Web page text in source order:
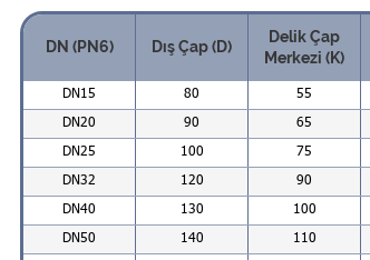
DN (PN6) Dış Çap (D)
Delik Çap
Merkezi (K)
DN15 80 55
DN20 90 65
DN25 100 75
DN32 120 90
DN40 130 100
DN50 140 110